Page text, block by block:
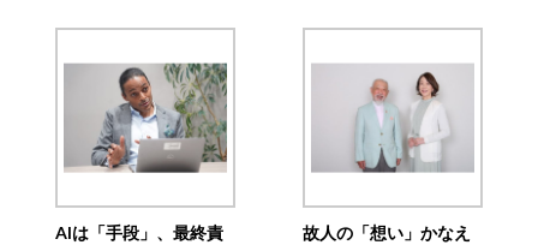
AIは「手段」、最終責
故人の「想い」かなえ